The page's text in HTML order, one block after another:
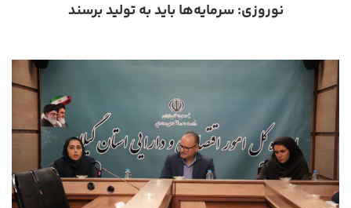
نوروزی: سرمایه‌ها باید به تولید برسند